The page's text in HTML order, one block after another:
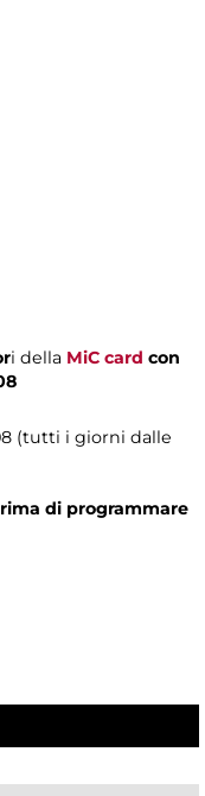
i della MiC card con
(tutti i giorni dalle
di programmare